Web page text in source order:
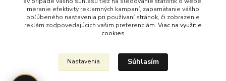
+421 919 275 553
(Po-Pia, 10-13 hod.)
meranie efektivity reklamných kampaní, zapamätanie vášho
obľúbeného nastavenia pri používaní stránok, či zobrazenie
reklám zodpovedajúcich vašim preferenciám. Viac na využitie
cookies
Nastavenia Súhlasím